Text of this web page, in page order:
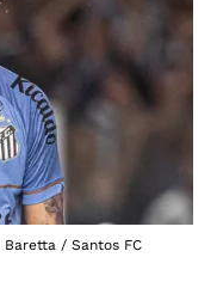
/ Santos FC